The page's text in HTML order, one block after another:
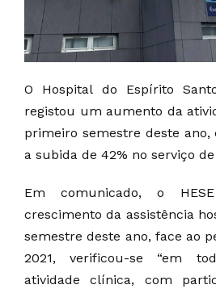
O Hospital do Espírito
registou um aumento da
primeiro semestre deste
a subida de 42% no serviço
Em comunicado, o
crescimento da assistência
semestre deste ano, face ao
2021, verificou-se “em
atividade clínica, com